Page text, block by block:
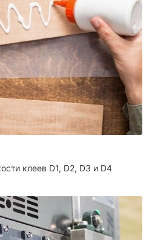
клеев D1, D2, D3 и D4